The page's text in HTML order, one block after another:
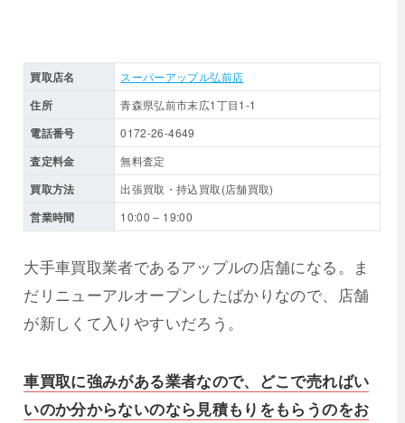
買取店名 スーパーアップル弘前店
住所 青森県弘前市末広1丁目1-1
電話番号 0172-26-4649
査定料金 無料査定
買取方法 出張買取・持込買取(店舗買取)
営業時間 10:00 – 19:00
大手車買取業者であるアップルの店舗になる。ま
だリニューアルオープンしたばかりなので、店舗
が新しくて入りやすいだろう。
車買取に強みがある業者なので、どこで売ればい
いのか分からないのなら見積もりをもらうのをお